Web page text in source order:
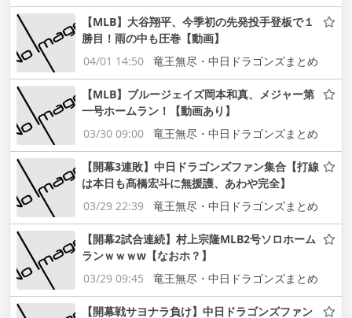
【MLB】大谷翔平、今季初の先発投手登板で１
勝目！雨の中も圧巻【動画】
04/01 14:50
竜王無尽・中日ドラゴンズまとめ
【MLB】ブルージェイズ岡本和真、メジャー第
一号ホームラン！【動画あり】
03/30 09:00
竜王無尽・中日ドラゴンズまとめ
【開幕3連敗】中日ドラゴンズファン集合【打線
は本日も髙橋宏斗に無援護、あわや完全】
03/29 22:39
竜王無尽・中日ドラゴンズまとめ
【開幕2試合連続】村上宗隆MLB2号ソロホーム
ランｗｗｗw【なおホ？】
03/29 09:45
竜王無尽・中日ドラゴンズまとめ
【開幕戦サヨナラ負け】中日ドラゴンズファン